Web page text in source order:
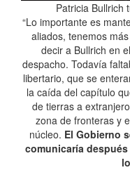
Patricia Bullrich
“Lo importante es
aliados, tenemos
decir a Bullrich en
despacho. Todavía
libertario, que se
la caída del capítulo
de tierras a
zona de fronteras y
núcleo. El Gobierno
comunicaría